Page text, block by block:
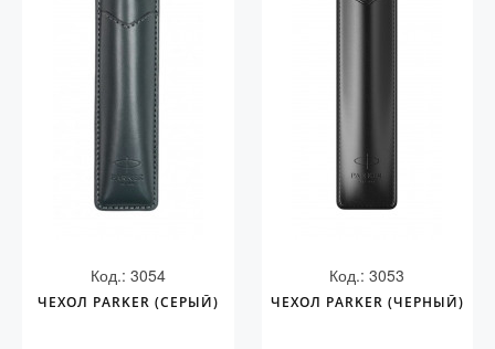
Код.: 3054
ЧЕХОЛ PARKER (СЕРЫЙ)
Код.: 3053
ЧЕХОЛ PARKER (ЧЕРНЫЙ)